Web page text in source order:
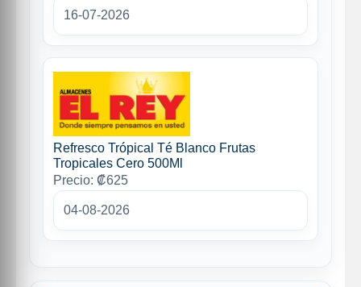
16-07-2026
Refresco Trópical Té Blanco Frutas
Tropicales Cero 500Ml
Precio: ₡625
04-08-2026